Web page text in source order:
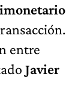
entre
Javier